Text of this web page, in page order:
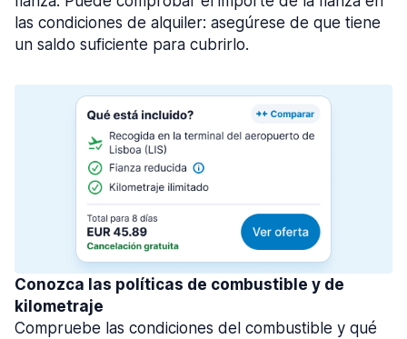
las condiciones de alquiler: asegúrese de que tiene
un saldo suficiente para cubrirlo.
Conozca las políticas de combustible y de
kilometraje
Compruebe las condiciones del combustible y qué